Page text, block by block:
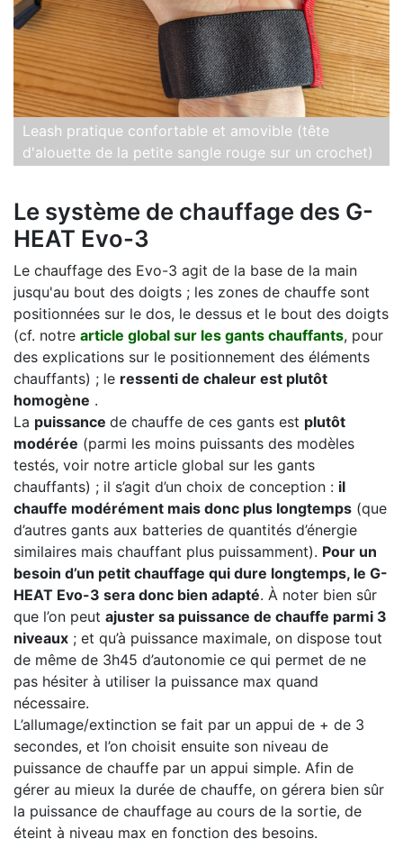
Leash pratique confortable et amovible (tête
d'alouette de la petite sangle rouge sur un crochet)
Le système de chauffage des G-
HEAT Evo-3
Le chauffage des Evo-3 agit de la base de la main
jusqu'au bout des doigts ; les zones de chauffe sont
positionnées sur le dos, le dessus et le bout des doigts
(cf. notre article global sur les gants chauffants, pour
des explications sur le positionnement des éléments
chauffants) ; le ressenti de chaleur est plutôt
homogène .
La puissance de chauffe de ces gants est plutôt
modérée (parmi les moins puissants des modèles
testés, voir notre article global sur les gants
chauffants) ; il s’agit d’un choix de conception : il
chauffe modérément mais donc plus longtemps (que
d’autres gants aux batteries de quantités d’énergie
similaires mais chauffant plus puissamment). Pour un
besoin d’un petit chauffage qui dure longtemps, le G-
HEAT Evo-3 sera donc bien adapté. À noter bien sûr
que l’on peut ajuster sa puissance de chauffe parmi 3
niveaux ; et qu’à puissance maximale, on dispose tout
de même de 3h45 d’autonomie ce qui permet de ne
pas hésiter à utiliser la puissance max quand
nécessaire.
L’allumage/extinction se fait par un appui de + de 3
secondes, et l’on choisit ensuite son niveau de
puissance de chauffe par un appui simple. Afin de
gérer au mieux la durée de chauffe, on gérera bien sûr
la puissance de chauffage au cours de la sortie, de
éteint à niveau max en fonction des besoins.